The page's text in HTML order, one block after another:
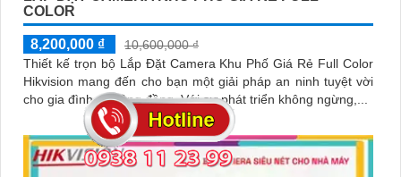
COLOR
8,200,000 ₫
10,600,000 ₫
Thiết kế trọn bộ Lắp Đặt Camera Khu Phố Giá Rẻ Full Color
Hikvision mang đến cho bạn một giải pháp an ninh tuyệt vời
cho gia đình và cộng đồng. Với sự phát triển không ngừng,...